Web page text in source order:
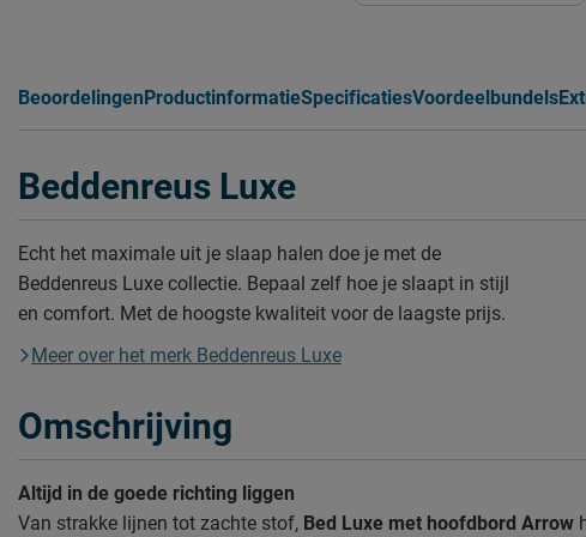
Beoordelingen ProductinformatieSpecificatiesVoordeelbundels
Beddenreus Luxe
Echt het maximale uit je slaap halen doe je met de
Beddenreus Luxe collectie. Bepaal zelf hoe je slaapt in stijl
en comfort. Met de hoogste kwaliteit voor de laagste prijs.
Meer over het merk Beddenreus Luxe
Omschrijving
Altijd in de goede richting liggen
Van strakke lijnen tot zachte stof, Bed Luxe met hoofdbord Arrow